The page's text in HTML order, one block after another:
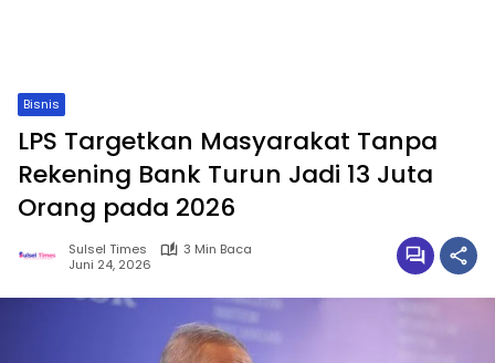
Bisnis
LPS Targetkan Masyarakat Tanpa
Rekening Bank Turun Jadi 13 Juta
Orang pada 2026
Sulsel Times
3 Min Baca
Juni 24, 2026